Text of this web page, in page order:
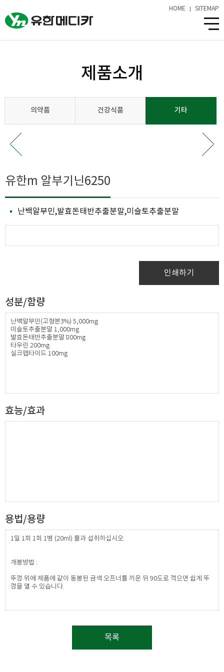
HOME SITEMAP
제품소개
의약품 건강식품 기타
유한m 알부기닌6250
난백알부민,발효돈태반추출분말,미슬토추출분말
인쇄하기
성분/함량
난백알부민(고형분3%) 5,000mg
미슬토추출분말 1,000mg​
발효돈태반추출분말 800mg
타우린 200mg​
실크펩타이드 100mg
효능/효과
용법/용량
1일 1회 1회 1병 (20ml) 물과 섭취하십시오.
개봉방법 :
뚜껑 위에 제품에 같이 동봉된 금색 오프너를 끼운 뒤 90도로 꺽으면 쉽게 뚜
껑을 열 수 있습니다.​
목록